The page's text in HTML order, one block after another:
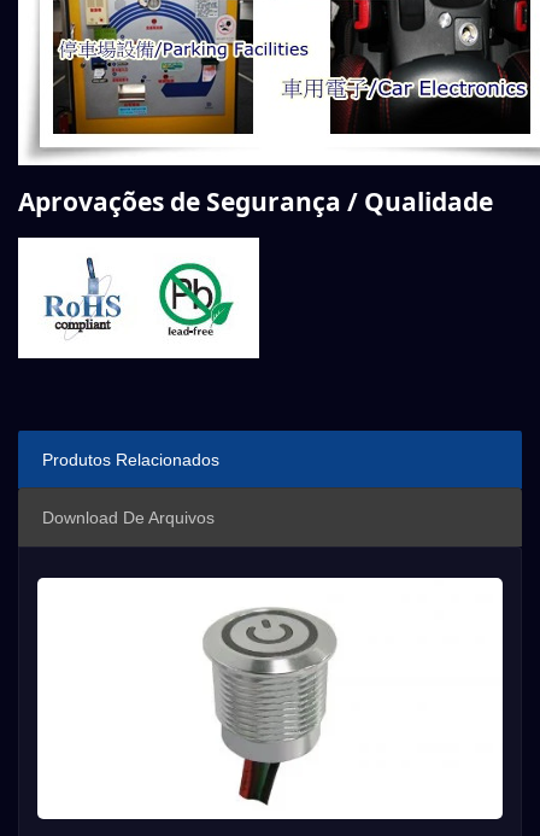
Aprovações de Segurança / Qualidade
Produtos Relacionados
Download De Arquivos